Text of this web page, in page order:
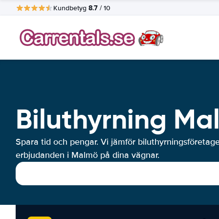
Kundbetyg 8.7 / 10
Biluthyrning
Spara tid och pengar. Vi jämför
erbjudanden i Malmö på dina vägnar.